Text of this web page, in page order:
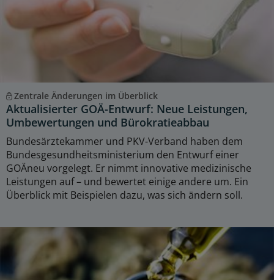
Zentrale Änderungen im Überblick
Aktualisierter GOÄ-Entwurf: Neue Leistungen,
Umbewertungen und Bürokratieabbau
Bundesärztekammer und PKV-Verband haben dem
Bundesgesundheitsministerium den Entwurf einer
GOÄneu vorgelegt. Er nimmt innovative medizinische
Leistungen auf – und bewertet einige andere um. Ein
Überblick mit Beispielen dazu, was sich ändern soll.